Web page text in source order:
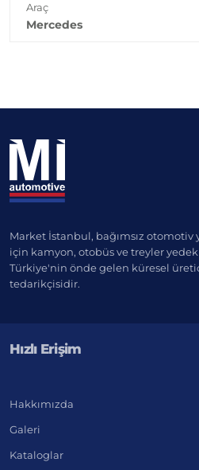
Araç
Mercedes
Market İstanbul, bağımsız otomotiv
için kamyon, otobüs ve treyler yedek
Türkiye'nin önde gelen küresel
tedarikçisidir.
Hızlı Erişim
Hakkımızda
Galeri
Kataloglar